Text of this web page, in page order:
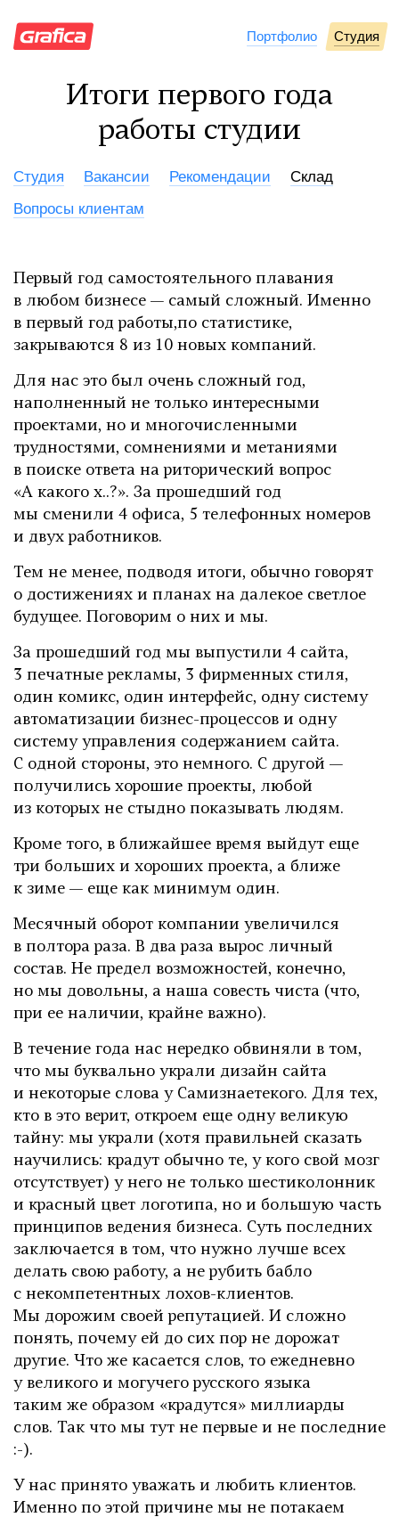
Портфолио Студия
Итоги первого года
работы студии
Cтудия Вакансии Рекомендации
Склад
Вопросы клиентам
Первый год самостоятельного плавания
в любом бизнесе — самый сложный. Именно
в первый год работы,по статистике,
закрываются 8 из 10 новых компаний.
Для нас это был очень сложный год,
наполненный не только интересными
проектами, но и многочисленными
трудностями, сомнениями и метаниями
в поиске ответа на риторический вопрос
«А какого х..?». За прошедший год
мы сменили 4 офиса, 5 телефонных номеров
и двух работников.
Тем не менее, подводя итоги, обычно говорят
о достижениях и планах на далекое светлое
будущее. Поговорим о них и мы.
За прошедший год мы выпустили 4 сайта,
3 печатные рекламы, 3 фирменных стиля,
один комикс, один интерфейс, одну систему
автоматизации бизнес-процессов и одну
систему управления содержанием сайта.
С одной стороны, это немного. С другой —
получились хорошие проекты, любой
из которых не стыдно показывать людям.
Кроме того, в ближайшее время выйдут еще
три больших и хороших проекта, а ближе
к зиме — еще как минимум один.
Месячный оборот компании увеличился
в полтора раза. В два раза вырос личный
состав. Не предел возможностей, конечно,
но мы довольны, а наша совесть чиста (что,
при ее наличии, крайне важно).
В течение года нас нередко обвиняли в том,
что мы буквально украли дизайн сайта
и некоторые слова у Самизнаетекого. Для тех,
кто в это верит, откроем еще одну великую
тайну: мы украли (хотя правильней сказать
научились: крадут обычно те, у кого свой мозг
отсутствует) у него не только шестиколонник
и красный цвет логотипа, но и большую часть
принципов ведения бизнеса. Суть последних
заключается в том, что нужно лучше всех
делать свою работу, а не рубить бабло
с некомпетентных лохов-клиентов.
Мы дорожим своей репутацией. И сложно
понять, почему ей до сих пор не дорожат
другие. Что же касается слов, то ежедневно
у великого и могучего русского языка
таким же образом «крадутся» миллиарды
слов. Так что мы тут не первые и не последние
:-).
У нас принято уважать и любить клиентов.
Именно по этой причине мы не потакаем